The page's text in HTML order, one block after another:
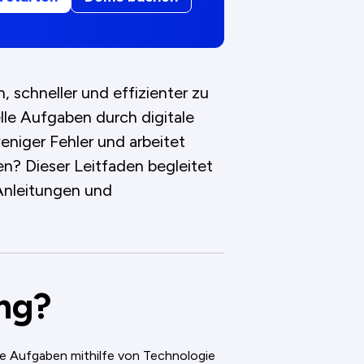
schneller und effizienter zu
Aufgaben durch digitale
Fehler und arbeitet
Dieser Leitfaden begleitet
und
Aufgaben mithilfe von Technologie